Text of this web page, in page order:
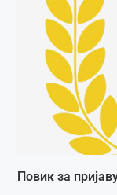
Повик за